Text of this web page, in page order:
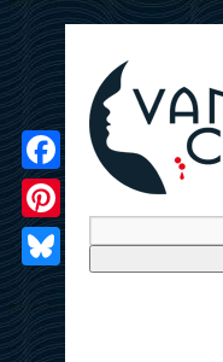
Facebook
Pinterest
Bluesky